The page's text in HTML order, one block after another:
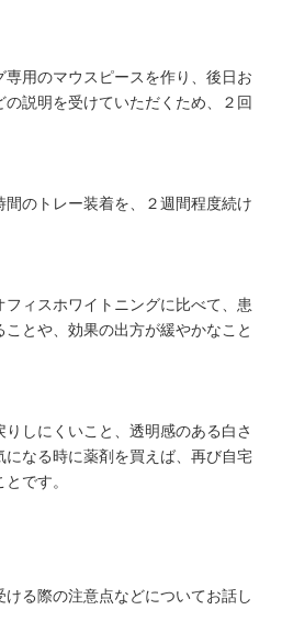
用のマウスピースを作り、後日お
説明を受けていただくため、２回
のトレー装着を、２週間程度続け
ィスホワイトニングに比べて、患
とや、効果の出方が緩やかなこと
しにくいこと、透明感のある白さ
なる時に薬剤を買えば、再び自宅
です。
る際の注意点などについてお話し